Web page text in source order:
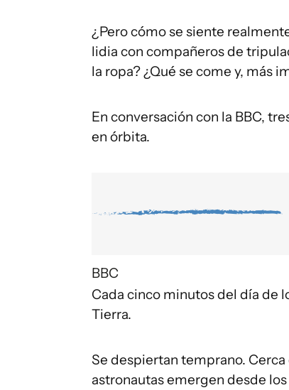
¿Pero cómo se siente
lidia con compañeros de
la ropa? ¿Qué se come y, más
En conversación con la BBC,
en órbita.
BBC
Cada cinco minutos del día de
Tierra.
Se despiertan temprano.
astronautas emergen desde